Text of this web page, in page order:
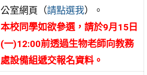
公室網頁（請點選我）。
本校同學如欲參選，請於9月15日
(一)12:00前透過生物老師向教務
處設備組遞交報名資料。